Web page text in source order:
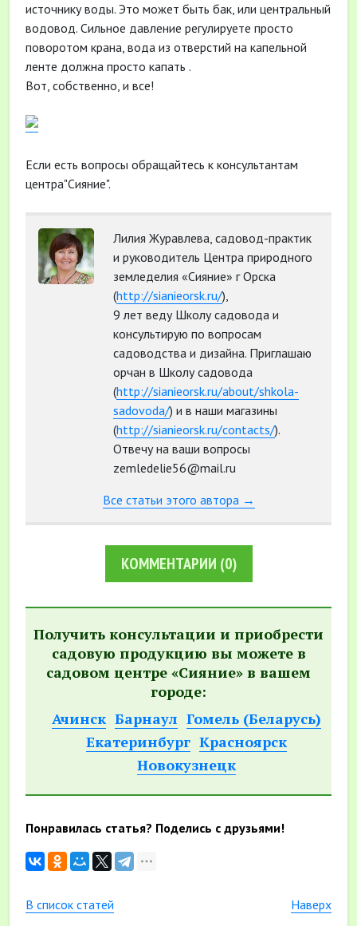
источнику воды. Это может быть бак, или центральный
водовод. Сильное давление регулируете просто
поворотом крана, вода из отверстий на капельной
ленте должна просто капать .
Вот, собственно, и все!
Если есть вопросы обращайтесь к консультантам
центра"Сияние".
Лилия Журавлева, садовод-практик
и руководитель Центра природного
земледелия «Сияние» г Орска
(http://sianieorsk.ru/),
9 лет веду Школу садовода и
консультирую по вопросам
садоводства и дизайна. Приглашаю
орчан в Школу садовода
(http://sianieorsk.ru/about/shkola-
sadovoda/) и в наши магазины
(http://sianieorsk.ru/contacts/).
Отвечу на ваши вопросы
zemledelie56@mail.ru
Все статьи этого автора →
КОММЕНТАРИИ (0)
Получить консультации и приобрести
садовую продукцию вы можете в
садовом центре «Сияние» в вашем
городе:
Ачинск Барнаул Гомель (Беларусь)
Екатеринбург Красноярск
Новокузнецк
Понравилась статья? Поделись с друзьями!
В список статей Наверх